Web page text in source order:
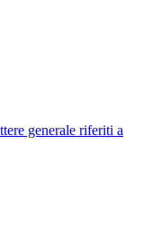
generale riferiti a